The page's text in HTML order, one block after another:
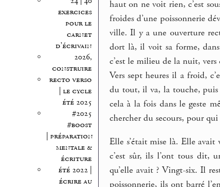
exercices
pour le
carnet
d’écrivain
2026,
construire
recto verso
| le cycle
été 2025
#2025
#boost
| préparation
mentale &
écriture
été 2022 |
écrire au
haut on ne voit rien, c’est
froides d’une poissonnerie
ville. Il y a une ouverture
dort là, il voit sa forme,
c’est le milieu de la nuit,
Vers sept heures il a froid,
du tout, il va, la touche,
cela à la fois dans le geste
chercher du secours, pour qui
Elle s’était mise là. Elle
c’est sûr, ils l’ont tous dit,
qu’elle avait ? Vingt-six. Il
poissonnerie, ils ont barré